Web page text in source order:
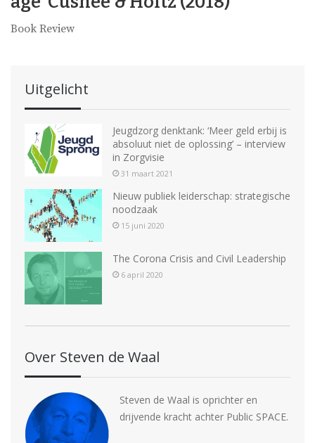
Book Review
Uitgelicht
Jeugdzorg denktank: ‘Meer geld erbij is
absoluut niet de oplossing’ – interview
in Zorgvisie
31 maart 2021
Nieuw publiek leiderschap: strategische
noodzaak
15 juni 2020
The Corona Crisis and Civil Leadership
6 april 2020
Over Steven de Waal
Steven de Waal is oprichter en
drijvende kracht achter Public SPACE.